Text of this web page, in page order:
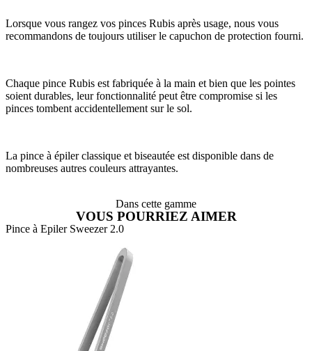
Lorsque vous rangez vos pinces Rubis après usage, nous vous
recommandons de toujours utiliser le capuchon de protection fourni.
Chaque pince Rubis est fabriquée à la main et bien que les pointes
soient durables, leur fonctionnalité peut être compromise si les
pinces tombent accidentellement sur le sol.
La pince à épiler classique et biseautée est disponible dans de
nombreuses autres couleurs attrayantes.
Dans cette gamme
VOUS POURRIEZ AIMER
Pince à Epiler Sweezer 2.0